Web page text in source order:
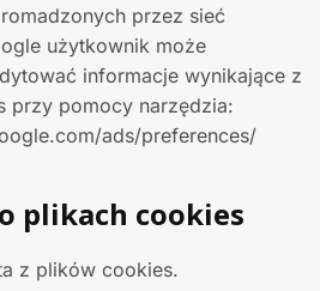
przez sieć
użytkownik może
informacje wynikające z
przy pomocy narzędzia:
ads/preferences/
plikach cookies
z plików cookies.